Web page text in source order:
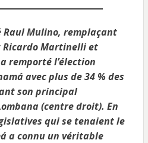
Raul Mulino, remplaçant
Ricardo Martinelli et
remporté l’élection
avec plus de 34 % des
son principal
(centre droit). En
qui se tenaient le
a connu un véritable